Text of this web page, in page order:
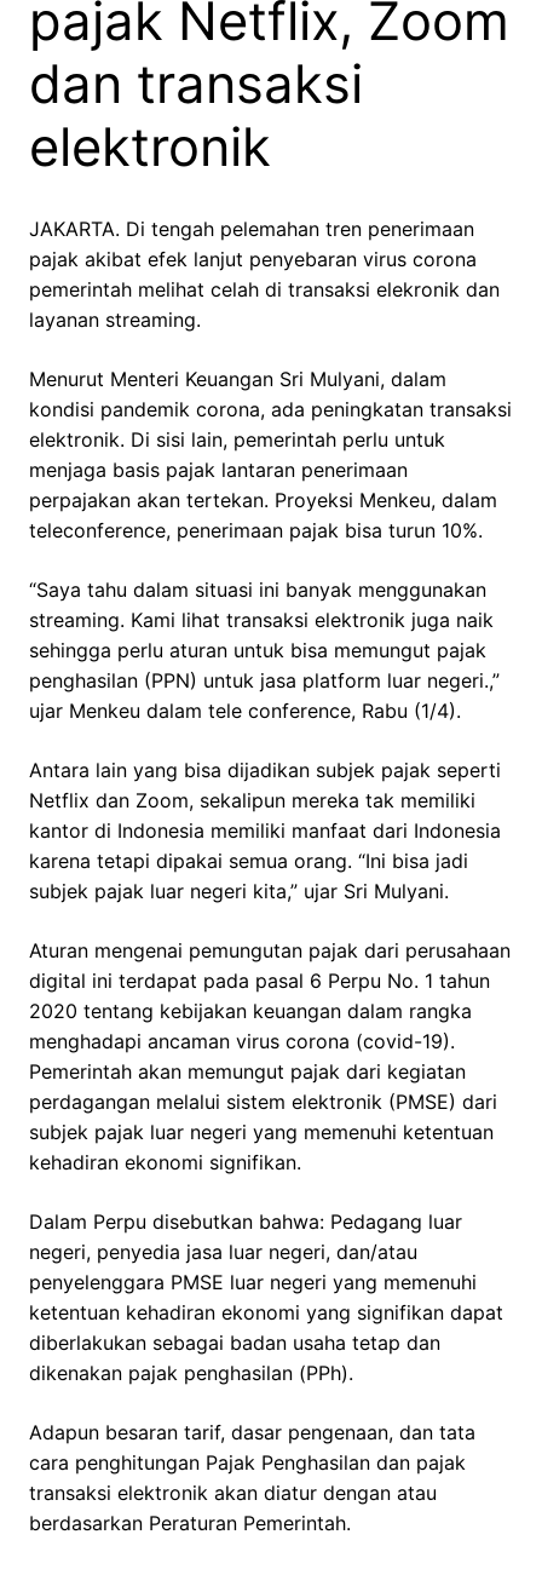
pajak Netflix, Zoom
dan transaksi
elektronik
JAKARTA. Di tengah pelemahan tren penerimaan
pajak akibat efek lanjut penyebaran virus corona
pemerintah melihat celah di transaksi elekronik dan
layanan streaming.
Menurut Menteri Keuangan Sri Mulyani, dalam
kondisi pandemik corona, ada peningkatan transaksi
elektronik. Di sisi lain, pemerintah perlu untuk
menjaga basis pajak lantaran penerimaan
perpajakan akan tertekan. Proyeksi Menkeu, dalam
teleconference, penerimaan pajak bisa turun 10%.
“Saya tahu dalam situasi ini banyak menggunakan
streaming. Kami lihat transaksi elektronik juga naik
sehingga perlu aturan untuk bisa memungut pajak
penghasilan (PPN) untuk jasa platform luar negeri.,”
ujar Menkeu dalam tele conference, Rabu (1/4).
Antara lain yang bisa dijadikan subjek pajak seperti
Netflix dan Zoom, sekalipun mereka tak memiliki
kantor di Indonesia memiliki manfaat dari Indonesia
karena tetapi dipakai semua orang. “Ini bisa jadi
subjek pajak luar negeri kita,” ujar Sri Mulyani.
Aturan mengenai pemungutan pajak dari perusahaan
digital ini terdapat pada pasal 6 Perpu No. 1 tahun
2020 tentang kebijakan keuangan dalam rangka
menghadapi ancaman virus corona (covid-19).
Pemerintah akan memungut pajak dari kegiatan
perdagangan melalui sistem elektronik (PMSE) dari
subjek pajak luar negeri yang memenuhi ketentuan
kehadiran ekonomi signifikan.
Dalam Perpu disebutkan bahwa: Pedagang luar
negeri, penyedia jasa luar negeri, dan/atau
penyelenggara PMSE luar negeri yang memenuhi
ketentuan kehadiran ekonomi yang signifikan dapat
diberlakukan sebagai badan usaha tetap dan
dikenakan pajak penghasilan (PPh).
Adapun besaran tarif, dasar pengenaan, dan tata
cara penghitungan Pajak Penghasilan dan pajak
transaksi elektronik akan diatur dengan atau
berdasarkan Peraturan Pemerintah.